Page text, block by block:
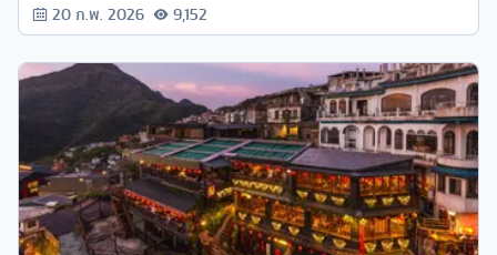
20 ก.พ. 2026 9,152